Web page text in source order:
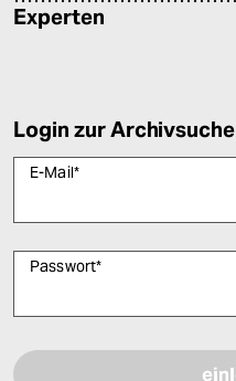
Experten
Login zur Archivsuche
E-Mail*
Passwort*